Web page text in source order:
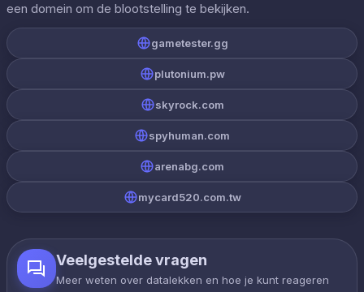
een domein om de blootstelling te bekijken.
gametester.gg
plutonium.pw
skyrock.com
spyhuman.com
arenabg.com
mycard520.com.tw
Veelgestelde vragen
Meer weten over datalekken en hoe je kunt reageren